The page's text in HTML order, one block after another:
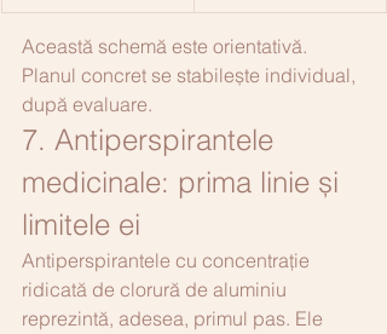
Această schemă este orientativă.
Planul concret se stabilește individual,
după evaluare.
7. Antiperspirantele
medicinale: prima linie și
limitele ei
Antiperspirantele cu concentrație
ridicată de clorură de aluminiu
reprezintă, adesea, primul pas. Ele